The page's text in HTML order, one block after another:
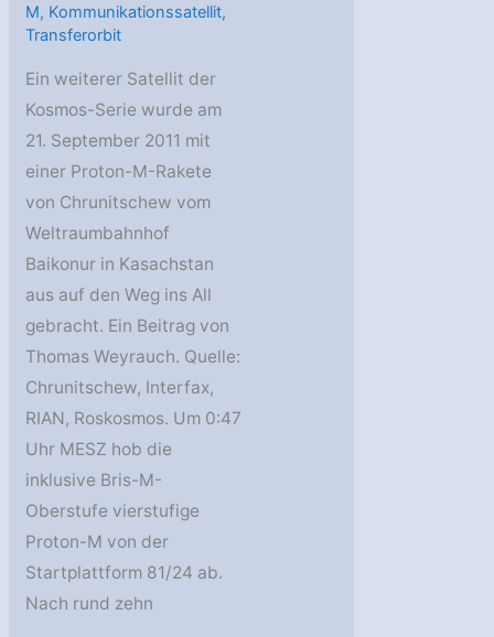
M, Kommunikationssatellit,
Transferorbit
Ein weiterer Satellit der
Kosmos-Serie wurde am
21. September 2011 mit
einer Proton-M-Rakete
von Chrunitschew vom
Weltraumbahnhof
Baikonur in Kasachstan
aus auf den Weg ins All
gebracht. Ein Beitrag von
Thomas Weyrauch. Quelle:
Chrunitschew, Interfax,
RIAN, Roskosmos. Um 0:47
Uhr MESZ hob die
inklusive Bris-M-
Oberstufe vierstufige
Proton-M von der
Startplattform 81/24 ab.
Nach rund zehn